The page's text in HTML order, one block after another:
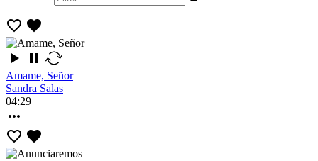
Amame, Señor
Sandra Salas
04:29